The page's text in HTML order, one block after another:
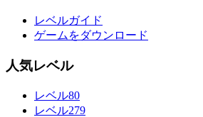
レベルガイド
ゲームをダウンロード
人気レベル
レベル80
レベル279